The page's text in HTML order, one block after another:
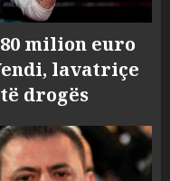
milion euro
lavatriçe
drogës